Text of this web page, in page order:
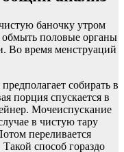
баночку утром
обмыть половые органы
Во время менструаций
собирать в
порция спускается в
Мочеиспускание
в чистую тару
переливается
способ гораздо